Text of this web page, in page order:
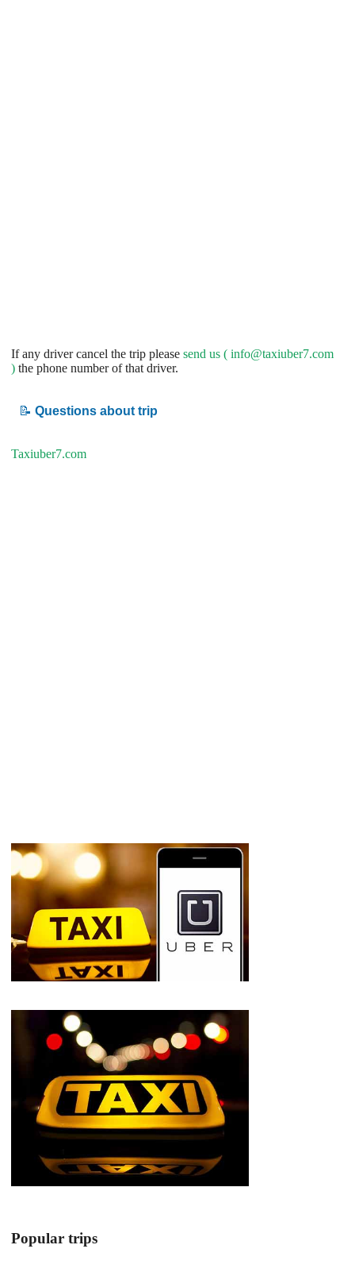
If any driver cancel the trip please send us ( info@taxiuber7.com
) the phone number of that driver.
📝 Questions about trip
Taxiuber7.com
Popular trips